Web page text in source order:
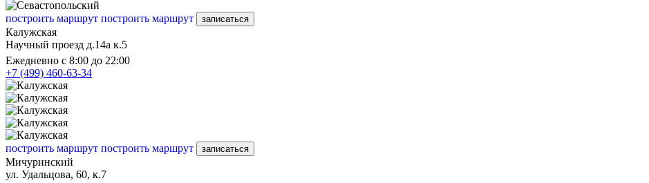
построить маршрут построить маршрут записаться
Калужская
Научный проезд д.14а к.5
Ежедневно с 8:00 до 22:00
+7 (499) 460-63-34
построить маршрут построить маршрут записаться
Мичуринский
ул. Удальцова, 60, к.7